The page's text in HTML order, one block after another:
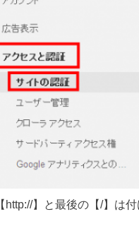
【http://】と最後の【/】は